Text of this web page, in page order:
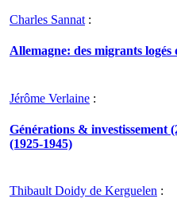
Charles Sannat :
Allemagne: des migrants
Jérôme Verlaine :
Générations & investissement
(1925-1945)
Thibault Doidy de Kerguelen :